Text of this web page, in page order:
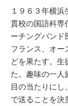
１９６３年横
貫校の国語科専
ーチングバンド
フランス、オー
どを果たす。生
た。趣味の一人
目の当たりに
で送ることを決